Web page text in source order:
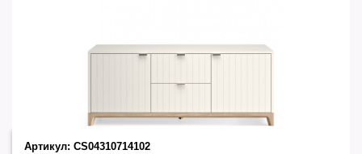
Артикул: CS04310714102